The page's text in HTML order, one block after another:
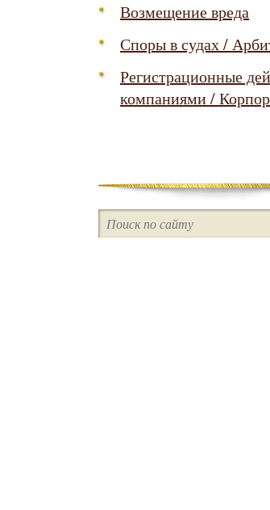
Возмещение вреда
Споры в судах /
Регистрационные
компаниями /
Таможенное право
Ликвидация /